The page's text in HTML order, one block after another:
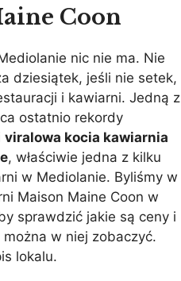
Coon
nic nie ma. Nie
dziesiątek, jeśli nie setek,
i kawiarni. Jedną z
ostatnio rekordy
viralowa kocia kawiarnia
, właściwie jedna z kilku
w Mediolanie. Byliśmy w
Maison Maine Coon w
sprawdzić jakie są ceny i
można w niej zobaczyć.
lokalu.